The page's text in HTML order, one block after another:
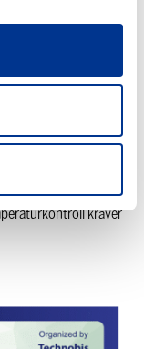
FÖR VARJE
och
kräver